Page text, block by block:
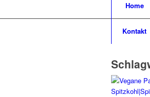
Home
Kontakt